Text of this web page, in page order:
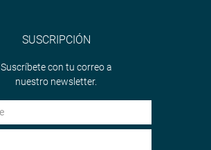
SUSCRIPCIÓN
Suscríbete con tu correo a
nuestro newsletter.